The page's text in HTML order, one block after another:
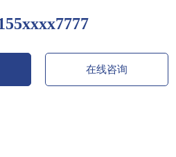
在线咨询